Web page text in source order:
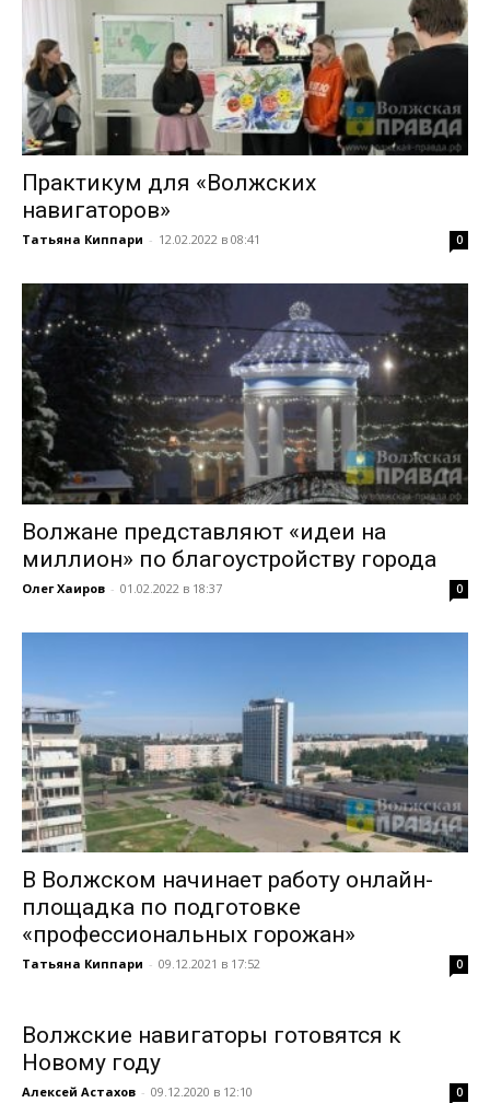
Практикум для «Волжских
навигаторов»
Татьяна Киппари - 12.02.2022 в 08:41 0
Волжане представляют «идеи на
миллион» по благоустройству города
Олег Хаиров - 01.02.2022 в 18:37 0
В Волжском начинает работу онлайн-
площадка по подготовке
«профессиональных горожан»
Татьяна Киппари - 09.12.2021 в 17:52 0
Волжские навигаторы готовятся к
Новому году
Алексей Астахов - 09.12.2020 в 12:10 0